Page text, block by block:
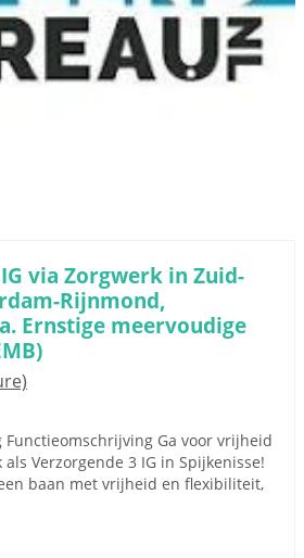
via Zorgwerk in Zuid-
Rijnmond,
Ernstige meervoudige
Ga voor vrijheid
Verzorgende 3 IG in Spijkenisse!
baan met vrijheid en flexibiliteit,